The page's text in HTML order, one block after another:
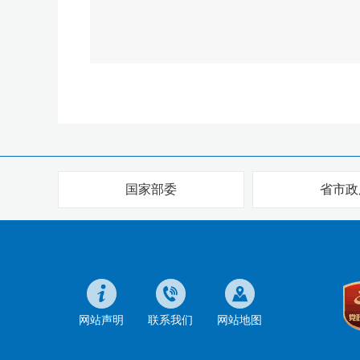
国家部委 省市
网站声明 联系我们 网站地图